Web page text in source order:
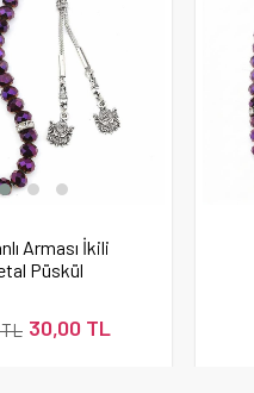
Arması İkili
Püskül
30,00 TL